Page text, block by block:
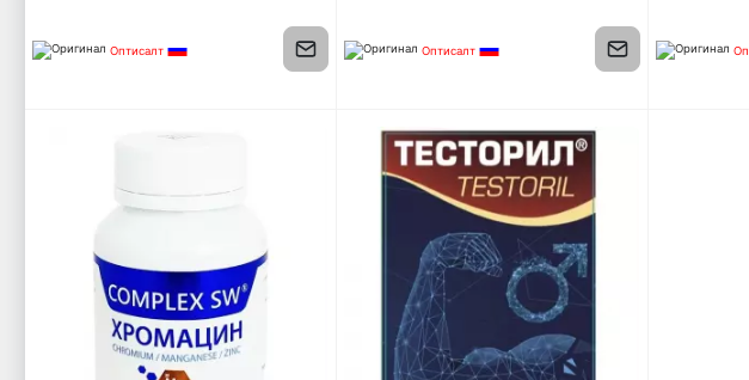
Оптисалт Оптисалт